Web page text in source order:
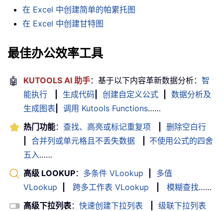
在 Excel 中创建简单的帕累托图
在 Excel 中创建甘特图
最佳办公效率工具
🤖 KUTOOLS AI 助手：基于以下内容革新数据分析： 智
能执行
生成代码 创建自定义公式
数据分析及
生成图表
调用 Kutools Functions……
热门功能： 查找、高亮或标记重复项
删除空白行
合并列或单元格且不丢失数据
不使用公式的四舍
五入……
高级 LOOKUP： 多条件 VLookup
多值
VLookup
跨多工作表 VLookup 模糊查找……
高级下拉列表： 快速创建下拉列表
级联下拉列表